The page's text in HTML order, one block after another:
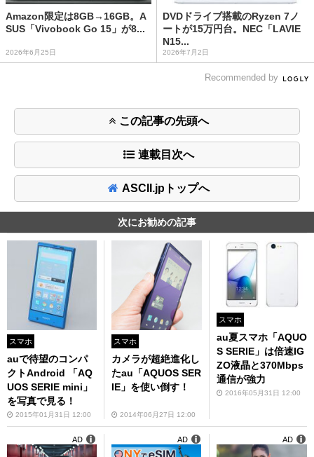
Amazon限定は8GB→16GB。A
SUS「Vivobook Go 15」が8...
2026年6月25日
DVDドライブ搭載のRyzen 7ノ
ートが15万円台。NEC「LAVIE
N15...
2026年7月2日
Recommended by
この記事の先頭へ
連載目次へ
ASCII.jpトップへ
次にお勧めの記事
スマホ
auで待望のコンパ
クトAndroid 「AQ
UOS SERIE mini」
を写真で見る！
2015年01月31日 12:00
スマホ
カメラが超絶進化し
たau「AQUOS SER
IE」を使い倒す！
2014年06月27日 12:00
スマホ
au夏スマホ「AQUO
S SERIE」は倍速IG
ZO液晶と370Mbps
通信が強力
2016年05月31日 12:00
AD AD AD